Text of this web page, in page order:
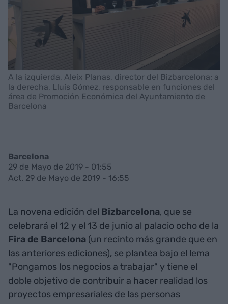
A la izquierda, Aleix Planas, director del Bizbarcelona; a
la derecha, Lluís Gómez, responsable en funciones del
área de Promoción Económica del Ayuntamiento de
Barcelona
Barcelona
29 de Mayo de 2019 - 01:55
Act. 29 de Mayo de 2019 - 16:55
La novena edición del Bizbarcelona, que se
celebrará el 12 y el 13 de junio al palacio ocho de la
Fira de Barcelona (un recinto más grande que en
las anteriores ediciones), se plantea bajo el lema
"Pongamos los negocios a trabajar" y tiene el
doble objetivo de contribuir a hacer realidad los
proyectos empresariales de las personas